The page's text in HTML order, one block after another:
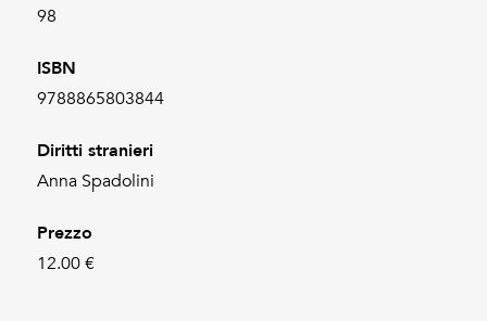
98
ISBN
9788865803844
Diritti stranieri
Anna Spadolini
Prezzo
12.00 €